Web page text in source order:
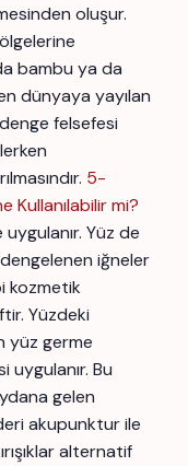
oluşur.
bambu ya da
dünyaya yayılan
felsefesi
5-
Kullanılabilir mi?
Yüz de
iğneler
kozmetik
Yüzdeki
yüz germe
Bu
gelen
akupunktur ile
alternatif